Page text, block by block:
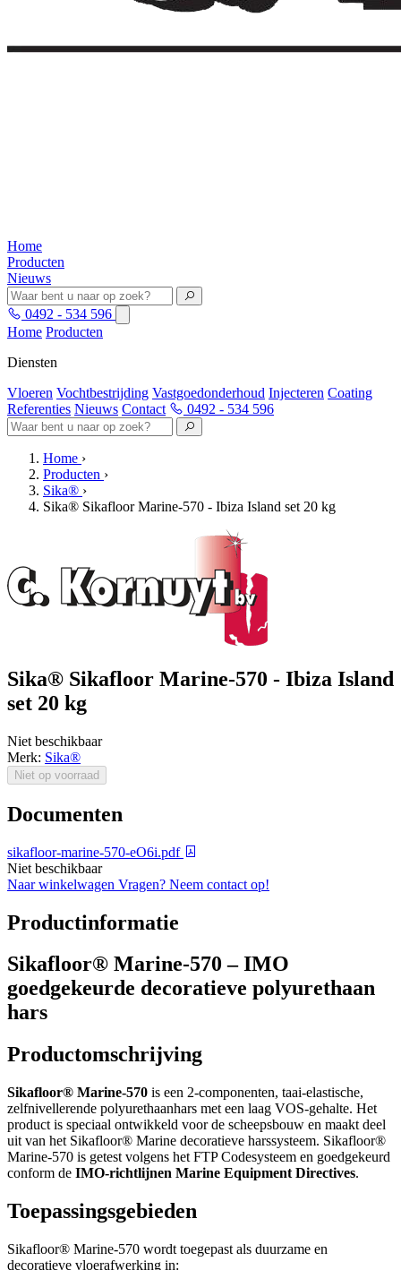
Home
Producten
Nieuws
0492 - 534 596
Home Producten
Diensten
Vloeren Vochtbestrijding Vastgoedonderhoud Injecteren Coating
Referenties Nieuws Contact 0492 - 534 596
Home ›
Producten ›
Sika® ›
Sika® Sikafloor Marine-570 - Ibiza Island set 20 kg
Sika® Sikafloor Marine-570 - Ibiza Island
set 20 kg
Niet beschikbaar
Merk: Sika®
Niet op voorraad
Documenten
sikafloor-marine-570-eO6i.pdf
Niet beschikbaar
Naar winkelwagen Vragen? Neem contact op!
Productinformatie
Sikafloor® Marine-570 – IMO
goedgekeurde decoratieve polyurethaan
hars
Productomschrijving
Sikafloor® Marine-570 is een 2-componenten, taai-elastische,
zelfnivellerende polyurethaanhars met een laag VOS-gehalte. Het
product is speciaal ontwikkeld voor de scheepsbouw en maakt deel
uit van het Sikafloor® Marine decoratieve harssysteem. Sikafloor®
Marine-570 is getest volgens het FTP Codesysteem en goedgekeurd
conform de IMO-richtlijnen Marine Equipment Directives.
Toepassingsgebieden
Sikafloor® Marine-570 wordt toegepast als duurzame en
decoratieve vloerafwerking in: